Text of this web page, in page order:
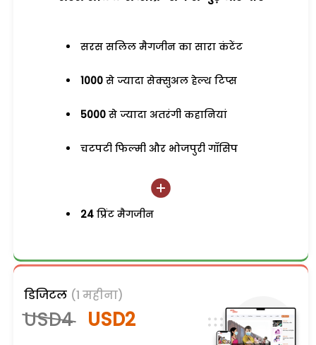
सरस सलिल मैगजीन का सारा कंटेंट
1000 से ज्यादा सेक्सुअल हेल्थ टिप्स
5000 से ज्यादा अतरंगी कहानियां
चटपटी फिल्मी और भोजपुरी गॉसिप
24 प्रिंट मैगजीन
डिजिटल (1 महीना)
USD4 USD2